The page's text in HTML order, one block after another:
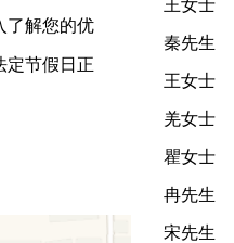
了解您的优
定节假日正
王女士
秦先生
王女士
羌女士
瞿女士
冉先生
宋先生